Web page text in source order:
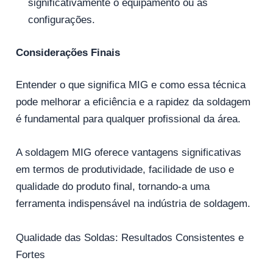
significativamente o equipamento ou as
configurações.
Considerações Finais
Entender o que significa MIG e como essa técnica
pode melhorar a eficiência e a rapidez da soldagem
é fundamental para qualquer profissional da área.
A soldagem MIG oferece vantagens significativas
em termos de produtividade, facilidade de uso e
qualidade do produto final, tornando-a uma
ferramenta indispensável na indústria de soldagem.
Qualidade das Soldas: Resultados Consistentes e
Fortes